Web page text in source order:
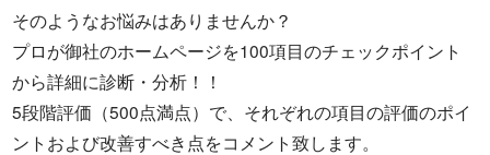
そのようなお悩みはありませんか？
プロが御社のホームページを100項目のチェックポイント
から詳細に診断・分析！！
5段階評価（500点満点）で、それぞれの項目の評価のポイ
ントおよび改善すべき点をコメント致します。